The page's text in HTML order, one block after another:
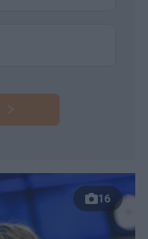
16